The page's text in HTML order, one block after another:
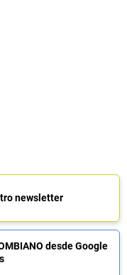
newsletter
desde Google